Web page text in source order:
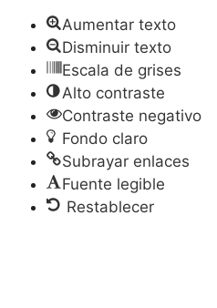
Aumentar texto
Disminuir texto
Escala de grises
Alto contraste
Contraste negativo
Fondo claro
Subrayar enlaces
Fuente legible
Restablecer